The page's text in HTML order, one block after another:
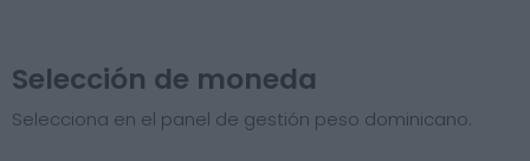
Selección de moneda
Selecciona en el panel de gestión peso dominicano.